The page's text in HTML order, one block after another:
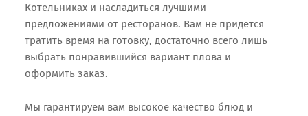
Котельниках и насладиться лучшими
предложениями от ресторанов. Вам не придется
тратить время на готовку, достаточно всего лишь
выбрать понравившийся вариант плова и
оформить заказ.
Мы гарантируем вам высокое качество блюд и